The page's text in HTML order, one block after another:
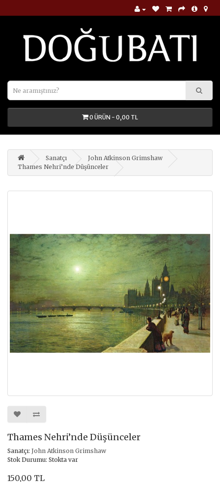
0 ÜRÜN - 0,00 TL
Sanatçı
John Atkinson Grimshaw
Thames Nehri’nde Düşünceler
Thames Nehri’nde Düşünceler
Sanatçı: John Atkinson Grimshaw
Stok Durumu: Stokta var
150,00 TL